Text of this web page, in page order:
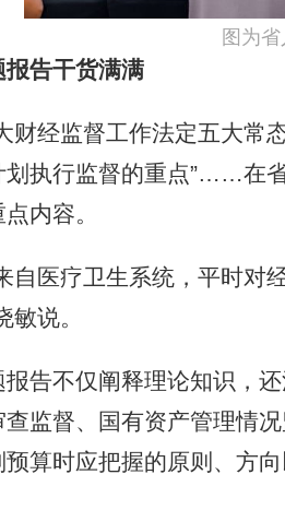
图为
报告干货满满
经监督工作法定五大常态
划执行监督的重点”……在
内容。
医疗卫生系统，平时对经
敏说。
不仅阐释理论知识，还
监督、国有资产管理情
算时应把握的原则、方